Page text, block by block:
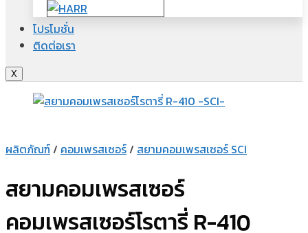
โปรโมชั่น
ติดต่อเรา
X
ผลิตภัณฑ์/ คอมเพรสเซอร์/ สยามคอมเพรสเซอร์ SCI
สยามคอมเพรสเซอร์
คอมเพรสเซอร์โรตารี่ R-410